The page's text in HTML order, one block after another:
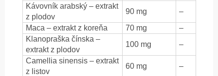
Kávovník arabský – extrakt
z plodov
90 mg
–
Maca – extrakt z koreňa
70 mg
–
Klanopraška čínska –
extrakt z plodov
100 mg
–
Camellia sinensis – extrakt
z listov
60 mg
–